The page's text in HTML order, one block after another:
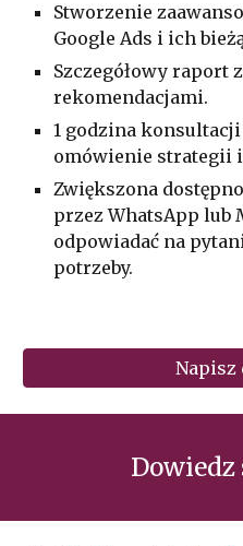
Stworzenie
Google Ads i ich
Szczegółowy raport
rekomendacjami.
1 godzina
omówienie strategii
Zwiększona
przez WhatsApp lub
odpowiadać na
potrzeby.
Napisz
Dowiedz